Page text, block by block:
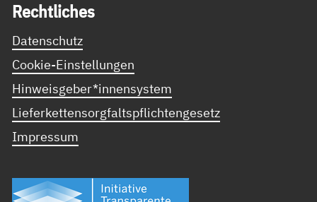
Recht­li­ches
Datenschutz
Cookie-Einstellungen
Hinweisgeber*innensystem
Lieferkettensorgfaltspflichtengesetz
Impressum